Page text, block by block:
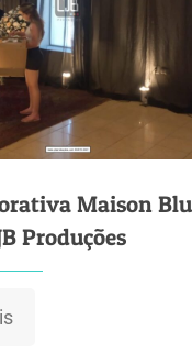
Maison
Produções